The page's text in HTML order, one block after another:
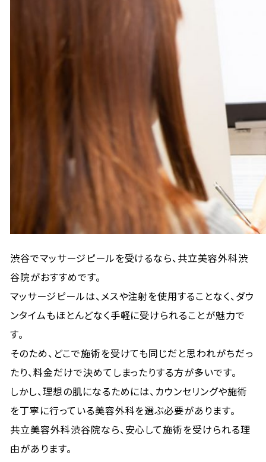
渋谷でマッサージピールを受けるなら、共立美容外科渋
谷院がおすすめです。
マッサージピールは、メスや注射を使用することなく、ダウ
ンタイムもほとんどなく手軽に受けられることが魅力で
す。
そのため、どこで施術を受けても同じだと思われがちだっ
たり、料金だけで決めてしまったりする方が多いです。
しかし、理想の肌になるためには、カウンセリングや施術
を丁寧に行っている美容外科を選ぶ必要があります。
共立美容外科渋谷院なら、安心して施術を受けられる理
由があります。